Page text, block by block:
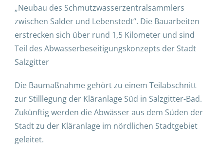
„Neubau des Schmutzwasserzentralsammlers
zwischen Salder und Lebenstedt“. Die Bauarbeiten
erstrecken sich über rund 1,5 Kilometer und sind
Teil des Abwasserbeseitigungskonzepts der Stadt
Salzgitter
Die Baumaßnahme gehört zu einem Teilabschnitt
zur Stilllegung der Kläranlage Süd in Salzgitter-Bad.
Zukünftig werden die Abwässer aus dem Süden der
Stadt zu der Kläranlage im nördlichen Stadtgebiet
geleitet.